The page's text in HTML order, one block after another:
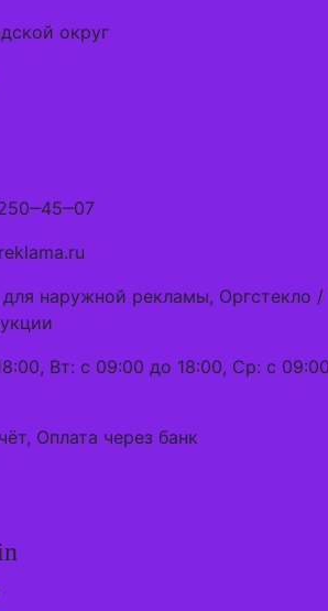
округ
наружной рекламы,
Вт: с 09:00 до 18:00, Ср: с
Оплата через банк